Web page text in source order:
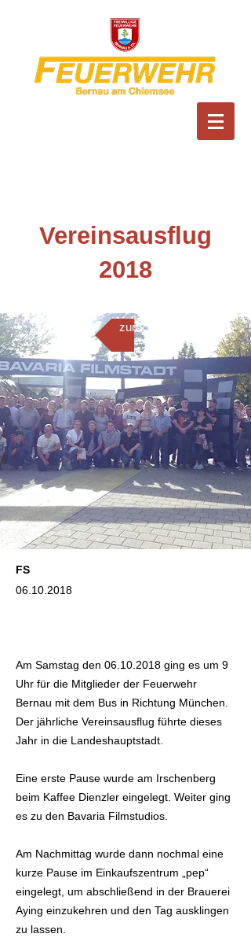
Feuerwehr Bernau am
Chiemsee
Vereinsausflug
2018
FS
06.10.2018
Am Samstag den 06.10.2018 ging es um 9
Uhr für die Mitglieder der Feuerwehr
Bernau mit dem Bus in Richtung München.
Der jährliche Vereinsausflug führte dieses
Jahr in die Landeshauptstadt.
Eine erste Pause wurde am Irschenberg
beim Kaffee Dienzler eingelegt. Weiter ging
es zu den Bavaria Filmstudios.
Am Nachmittag wurde dann nochmal eine
kurze Pause im Einkaufszentrum „pep“
eingelegt, um abschließend in der Brauerei
Aying einzukehren und den Tag ausklingen
zu lassen.
zurück zur Übersicht